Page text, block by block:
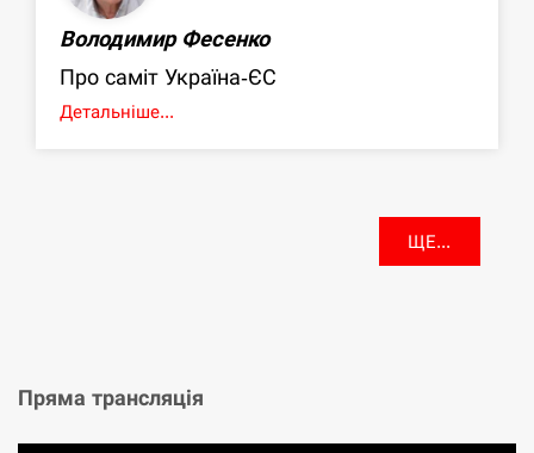
Володимир Фесенко
Про саміт Україна-ЄС
Детальніше...
ЩЕ...
Пряма трансляція